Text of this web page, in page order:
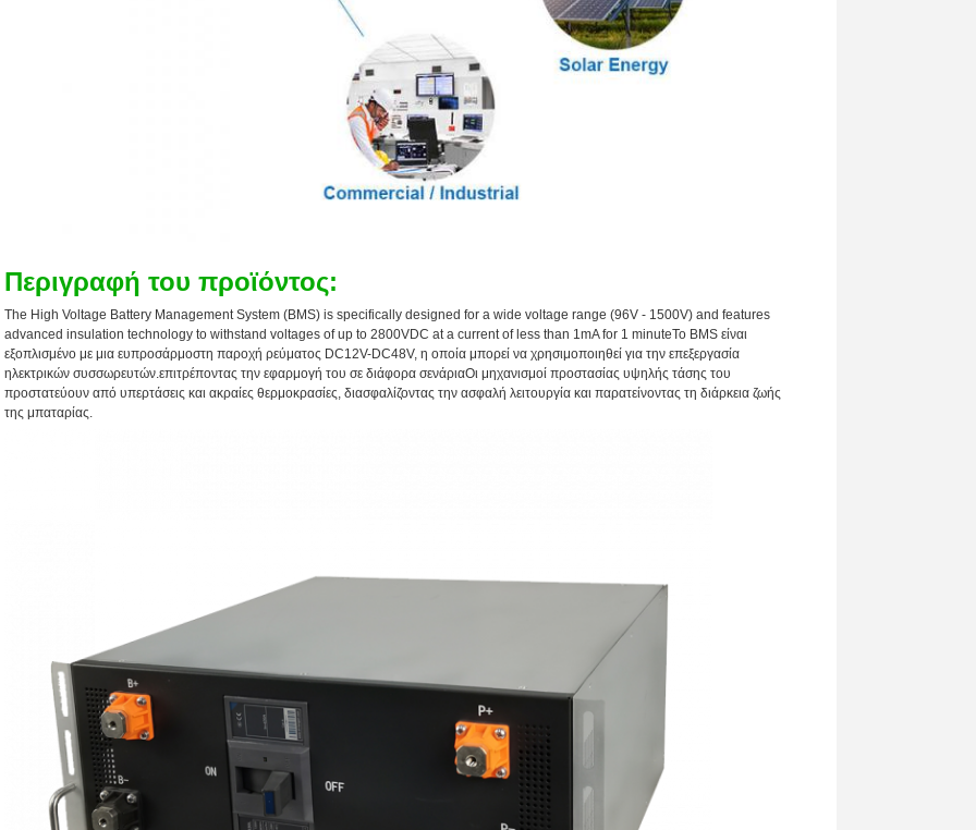
Περιγραφή του προϊόντος:
The High Voltage Battery Management System (BMS) is specifically designed for a wide voltage range (96V - 1500V) and features
advanced insulation technology to withstand voltages of up to 2800VDC at a current of less than 1mA for 1 minuteΤο BMS είναι
εξοπλισμένο με μια ευπροσάρμοστη παροχή ρεύματος DC12V-DC48V, η οποία μπορεί να χρησιμοποιηθεί για την επεξεργασία
ηλεκτρικών συσσωρευτών.επιτρέποντας την εφαρμογή του σε διάφορα σενάριαΟι μηχανισμοί προστασίας υψηλής τάσης του
προστατεύουν από υπερτάσεις και ακραίες θερμοκρασίες, διασφαλίζοντας την ασφαλή λειτουργία και παρατείνοντας τη διάρκεια ζωής
της μπαταρίας.